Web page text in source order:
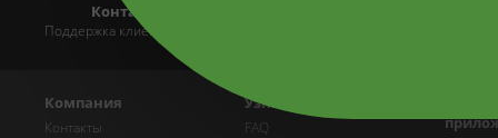
Контакты
Поддержка клиентов 24/7
Компания
Контакты
Узнать больше
FAQ